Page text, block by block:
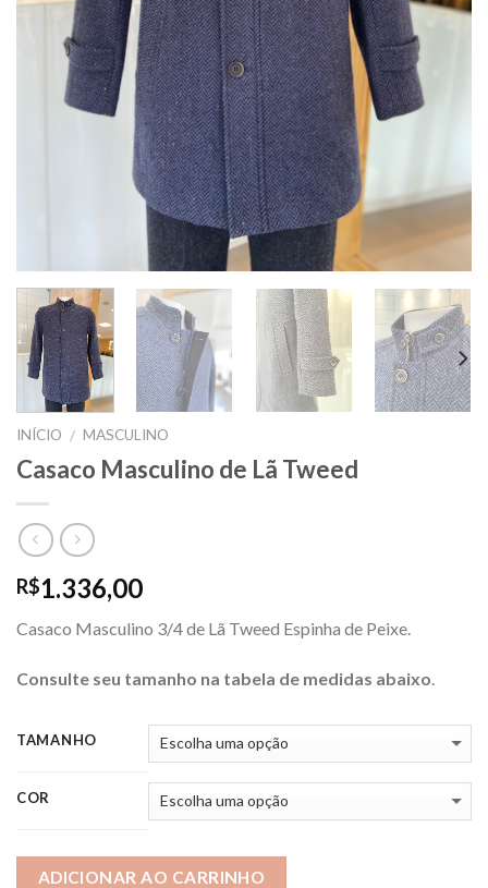
INÍCIO / MASCULINO
Casaco Masculino de Lã Tweed
R$1.336,00
Casaco Masculino 3/4 de Lã Tweed Espinha de Peixe.
Consulte seu tamanho na tabela de medidas abaixo
TAMANHO
COR
ADICIONAR AO CARRINHO